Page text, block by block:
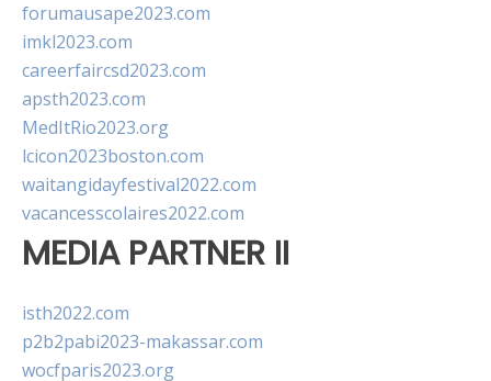
forumausape2023.com
imkl2023.com
careerfaircsd2023.com
apsth2023.com
MedItRio2023.org
lcicon2023boston.com
waitangidayfestival2022.com
vacancesscolaires2022.com
MEDIA PARTNER II
isth2022.com
p2b2pabi2023-makassar.com
wocfparis2023.org